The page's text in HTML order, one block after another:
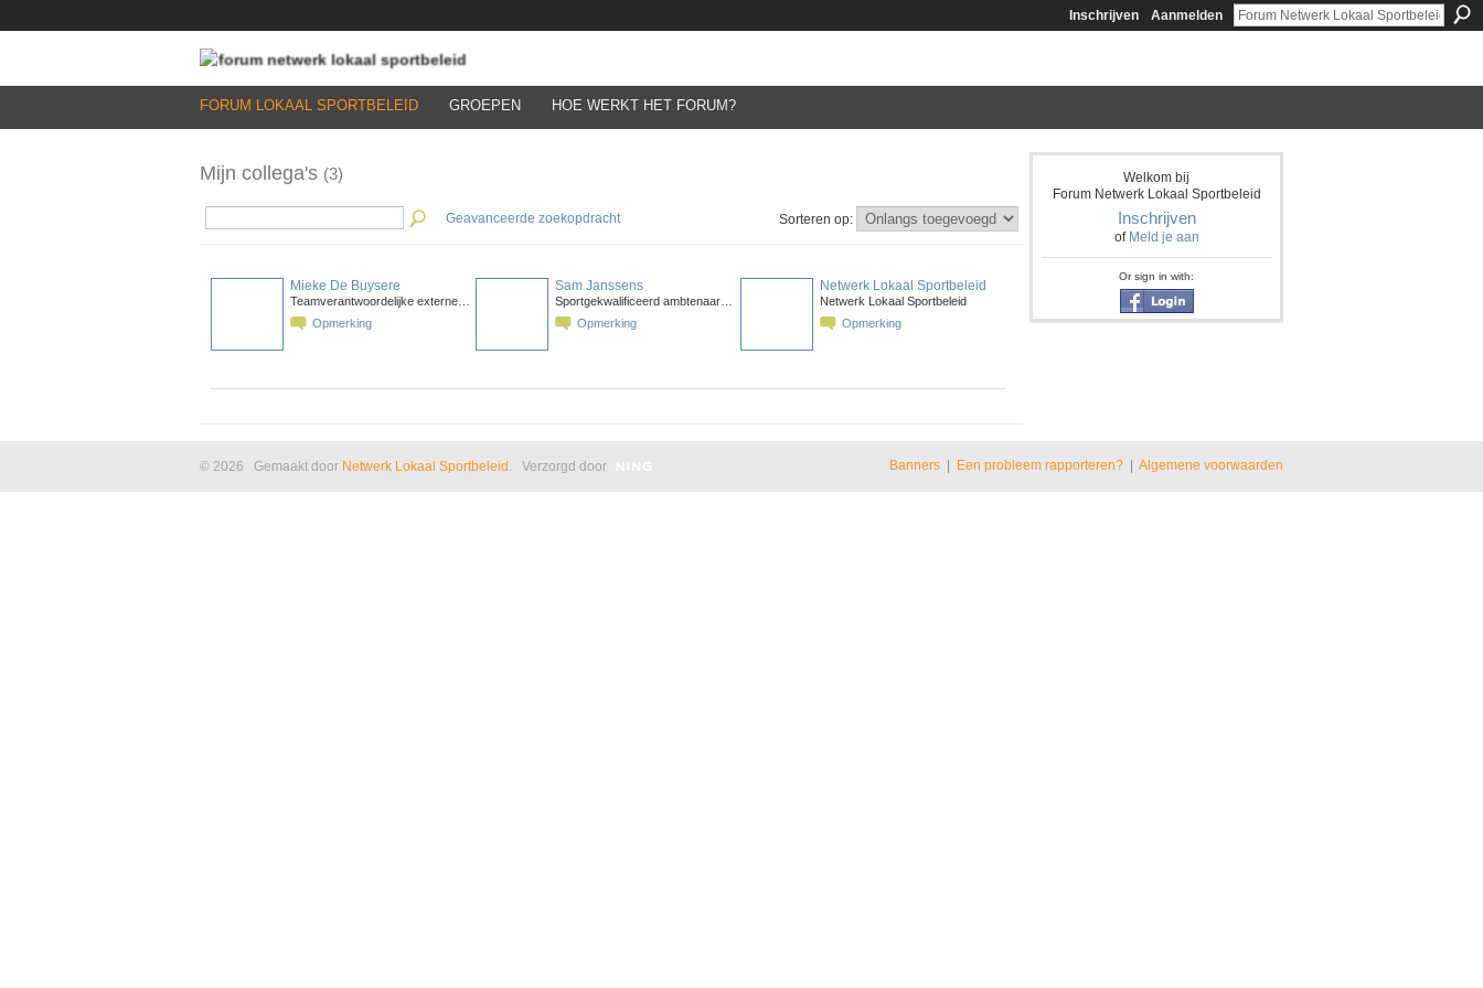
Inschrijven Aanmelden
FORUM LOKAAL SPORTBELEID GROEPEN HOE WERKT HET FORUM?
Mijn collega's (3)
Geavanceerde zoekopdracht Sorteren op:
Mieke De Buysere
Teamverantwoordelijke externe…
Opmerking
Sam Janssens
Sportgekwalificeerd ambtenaar…
Opmerking
Netwerk Lokaal Sportbeleid
Netwerk Lokaal Sportbeleid
Opmerking
Welkom bij
Forum Netwerk Lokaal Sportbeleid
Inschrijven
of Meld je aan
Or sign in with:
© 2026 Gemaakt door Netwerk Lokaal Sportbeleid . Verzorgd door Banners Een probleem rapporteren? Algemene voorwaarden